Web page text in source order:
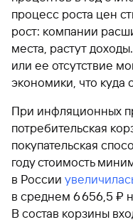
процесс роста цен
рост: компании
места, растут
или ее отсутствие
экономики, что куда
При инфляционных
потребительская
покупательская
году стоимость
в России
в среднем 6 656,5 ₽
В состав корзины